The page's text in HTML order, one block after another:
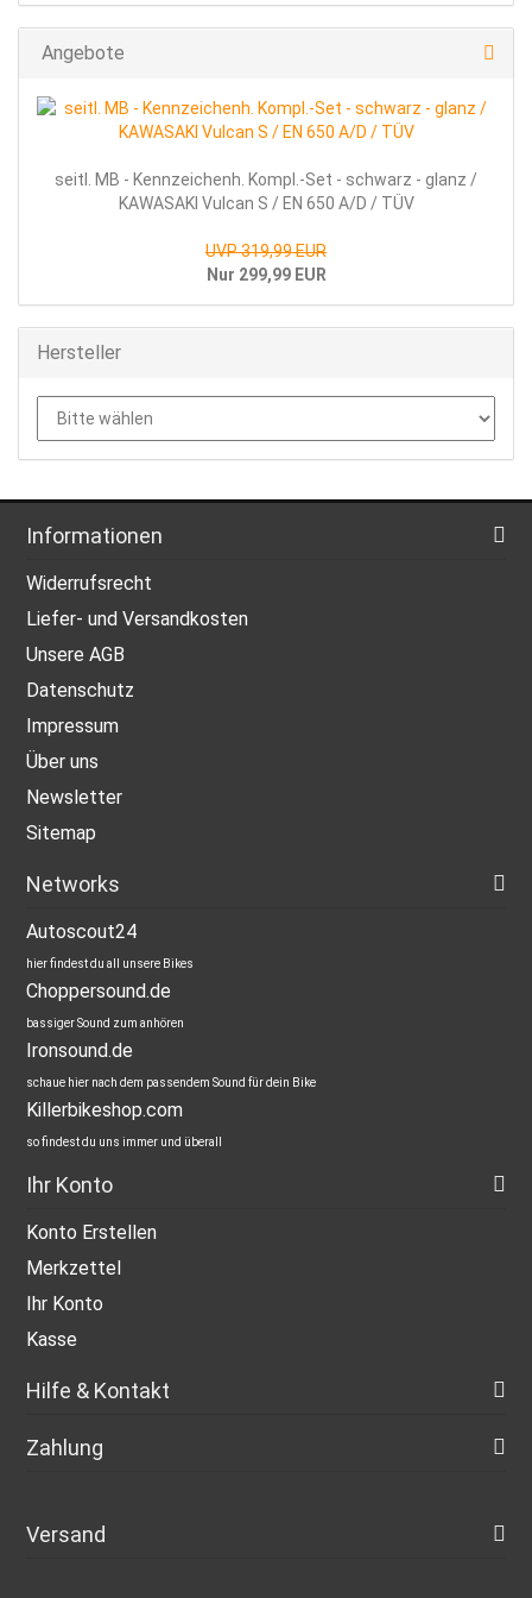
Angebote
seitl. MB - Kennzeichenh. Kompl.-Set - schwarz - glanz /
KAWASAKI Vulcan S / EN 650 A/D / TÜV
UVP 319,99 EUR
Nur 299,99 EUR
Hersteller
Informationen
Widerrufsrecht
Liefer- und Versandkosten
Unsere AGB
Datenschutz
Impressum
Über uns
Newsletter
Sitemap
Networks
Autoscout24
hier findest du all unsere Bikes
Choppersound.de
bassiger Sound zum anhören
Ironsound.de
schaue hier nach dem passendem Sound für dein Bike
Killerbikeshop.com
so findest du uns immer und überall
Ihr Konto
Konto Erstellen
Merkzettel
Ihr Konto
Kasse
Hilfe & Kontakt
Zahlung
Versand